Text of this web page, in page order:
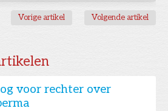
Vorige artikel Volgende artikel
voor rechter over